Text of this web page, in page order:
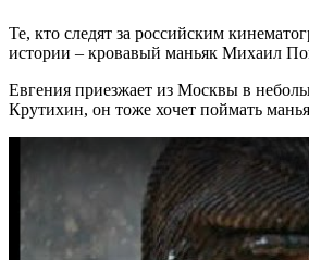
Те, кто следят за российским
истории – кровавый маньяк Михаил
Евгения приезжает из Москвы в
Крутихин, он тоже хочет поймать